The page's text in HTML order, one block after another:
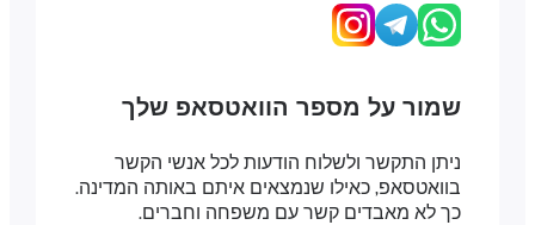
שמור על מספר הוואטסאפ שלך
ניתן התקשר ולשלוח הודעות לכל אנשי הקשר
בוואטסאפ, כאילו שנמצאים איתם באותה המדינה.
כך לא מאבדים קשר עם משפחה וחברים.